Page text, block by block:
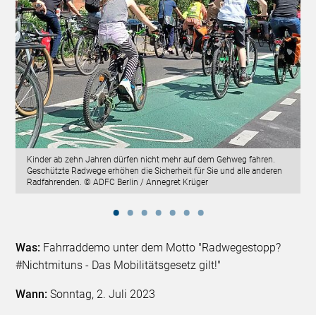
Kinder ab zehn Jahren dürfen nicht mehr auf dem Gehweg fahren.
Geschützte Radwege erhöhen die Sicherheit für Sie und alle anderen
Radfahrenden. © ADFC Berlin / Annegret Krüger
Was: Fahrraddemo unter dem Motto "Radwegestopp?
#Nichtmituns - Das Mobilitätsgesetz gilt!"
Wann: Sonntag, 2. Juli 2023